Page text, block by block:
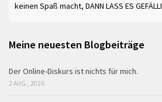
keinen Spaß macht, DANN LASS ES
Meine neuesten Blogbeiträge
Der Online-Diskurs ist nichts für mich.
2 AUG., 2026